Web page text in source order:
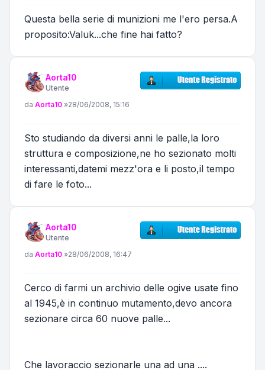
Questa bella serie di munizioni me l'ero persa.A
proposito:Valuk...che fine hai fatto?
Aorta10
Utente
Messaggio
da Aorta10 »28/06/2008, 15:16
Sto studiando da diversi anni le palle,la loro
struttura e composizione,ne ho sezionato molti
interessanti,datemi mezz'ora e li posto,il tempo
di fare le foto...
Aorta10
Utente
Messaggio
da Aorta10 »28/06/2008, 16:47
Cerco di farmi un archivio delle ogive usate fino
al 1945,è in continuo mutamento,devo ancora
sezionare circa 60 nuove palle...
Che lavoraccio sezionarle una ad una ....